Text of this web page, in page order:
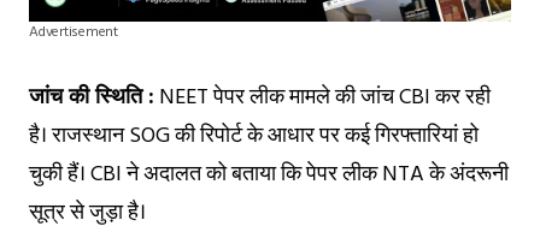
Advertisement
जांच की स्थिति : NEET पेपर लीक मामले की जांच CBI कर रही
है। राजस्थान SOG की रिपोर्ट के आधार पर कई गिरफ्तारियां हो
चुकी हैं। CBI ने अदालत को बताया कि पेपर लीक NTA के अंदरूनी
सूत्र से जुड़ा है।